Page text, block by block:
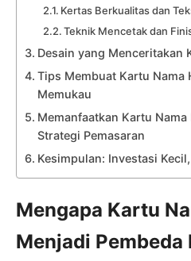
Kertas Berkualitas dan
Teknik Mencetak dan
Desain yang Menceritakan
Tips Membuat Kartu Nama
Memukau
Memanfaatkan Kartu Nama
Strategi Pemasaran
Kesimpulan: Investasi
Mengapa Kartu
Menjadi Pembeda